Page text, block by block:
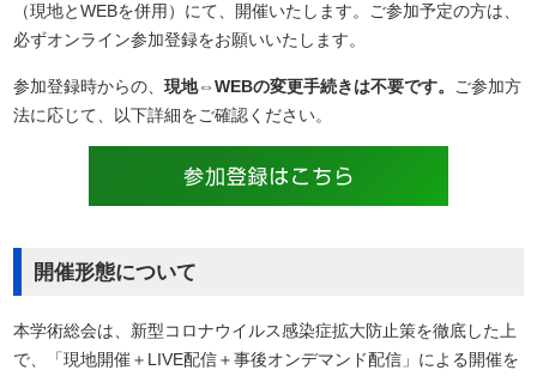
（現地とWEBを併用）にて、開催いたします。ご参加予定の方は、
必ずオンライン参加登録をお願いいたします。
参加登録時からの、現地⇔WEBの変更手続きは不要です。
ご参加方
法に応じて、以下詳細をご確認ください。
開催形態について
本学術総会は、新型コロナウイルス感染症拡大防止策を徹底した上
で、「現地開催＋LIVE配信＋事後オンデマンド配信」による開催を